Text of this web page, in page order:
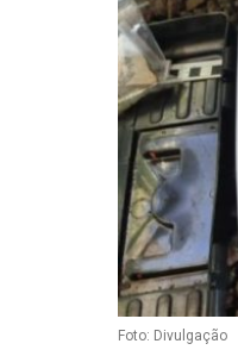
Foto: Divulgação